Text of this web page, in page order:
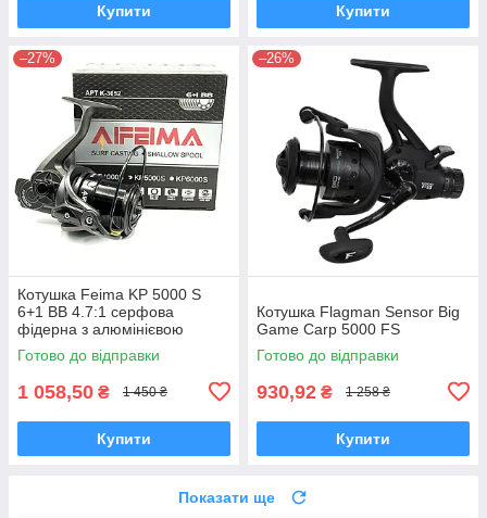
Купити Купити
–27%
Котушка Feima KP 5000 S
6+1 BB 4.7:1 серфова
фідерна з алюмінієвою
мілкою шпулею для дальніх
закидів
Готово до відправки
1 058,50 ₴ 1 450 ₴
Купити
–26%
Котушка Flagman Sensor Big
Game Carp 5000 FS
Готово до відправки
930,92 ₴ 1 258 ₴
Купити
Показати ще